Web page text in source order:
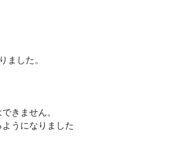
ました。
きません。
うになりました